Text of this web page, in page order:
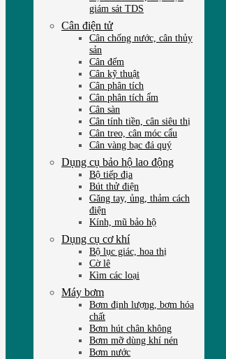
giám sát TDS
Cân điện tử
Cân chống nước, cân thủy
sản
Cân đếm
Cân kỹ thuật
Cân phân tích
Cân phân tích ẩm
Cân sàn
Cân tính tiền, cân siêu thị
Cân treo, cân móc cẩu
Cân vàng bạc đá quý
Dụng cụ bảo hộ lao động
Bộ tiếp địa
Bút thử điện
Găng tay, ủng, thảm cách
điện
Kính, mũ bảo hộ
Dụng cụ cơ khí
Bộ lục giác, hoa thị
Cờ lê
Kìm các loại
Máy bơm
Bơm định lượng, bơm hóa
chất
Bơm hút chân không
Bơm mỡ dùng khí nén
Bơm nước